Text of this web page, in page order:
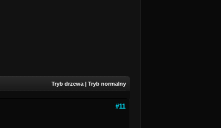
Tryb drzewa | Tryb normalny
#11